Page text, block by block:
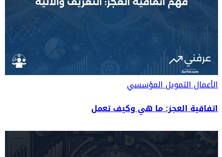
الأعمالالتمويل المؤسسي
اتفاقية العجز: ما هي وكيف تعمل